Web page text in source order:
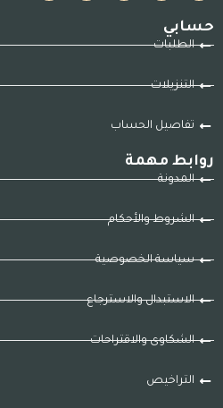
حسابي
الطلبات
التنزيلات
تفاصيل الحساب
روابط مهمة
المدونة
الشروط والأحكام
سياسة الخصوصية
الاستبدال والاسترجاع
الشكاوى والاقتراحات
التراخيص